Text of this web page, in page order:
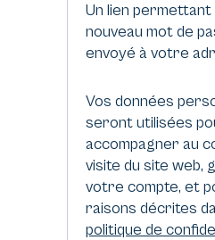
Un lien permettant
nouveau mot de
envoyé à votre
Vos données
seront utilisées
accompagner au
visite du site web,
votre compte, et
raisons décrites
politique de